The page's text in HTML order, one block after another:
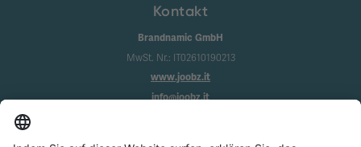
Kontakt
Brandnamic GmbH
MwSt. Nr.: IT02610190213
www.joobz.it
info@joobz.it